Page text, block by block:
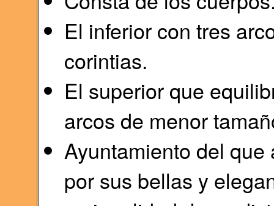
El inferior con tres
corintias.
El superior que
arcos de menor
Ayuntamiento del
por sus bellas y